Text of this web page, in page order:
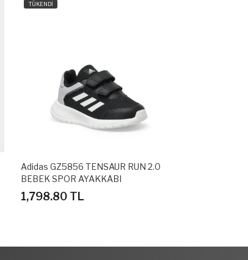
TÜKENDİ
Adidas GZ5856 TENSAUR RUN 2.0
BEBEK SPOR AYAKKABI
1,798.80 TL